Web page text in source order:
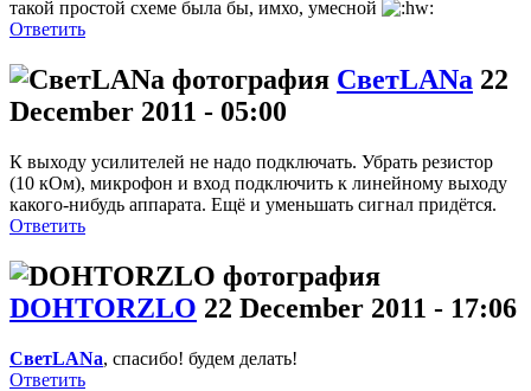
такой простой схеме была бы, имхо, умесной
Ответить
СветLANa 22
December 2011 - 05:00
К выходу усилителей не надо подключать. Убрать резистор
(10 кОм), микрофон и вход подключить к линейному выходу
какого-нибудь аппарата. Ещё и уменьшать сигнал придётся.
Ответить
DOHTORZLO 22 December 2011 - 17:06
СветLANa, спасибо! будем делать!
Ответить